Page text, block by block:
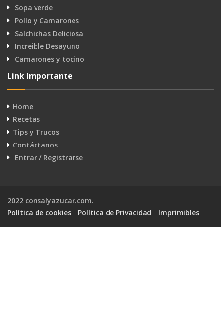
Sopa verde
Pollo y Camarones
Salchichas Deliciosa
Increible Desayuno
Camarones y tocino
Link Importante
Home
Recetas
Tips y Trucos
Contáctanos
Entrar / Registrarse
2022 consalyazucar.com.
Política de cookies
Política de Privacidad Imprimibles